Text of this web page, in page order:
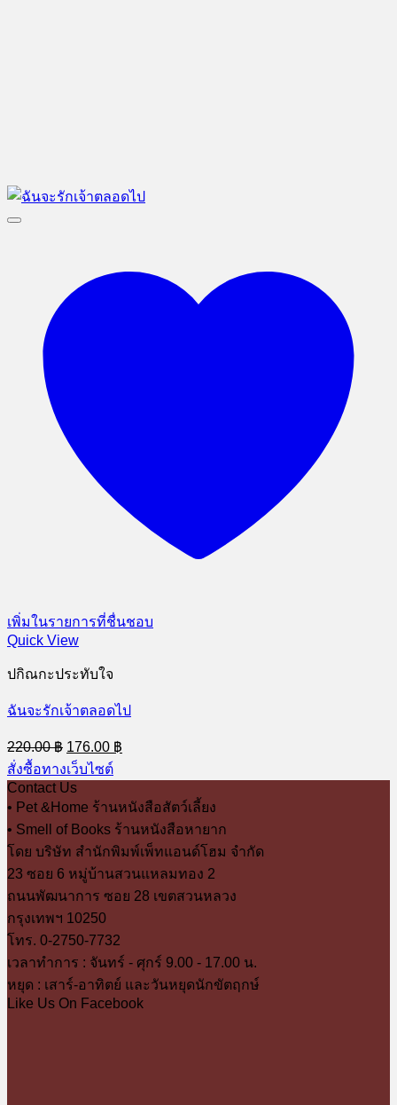
เพิ่มในรายการที่ชื่นชอบ
Quick View
ปกิณกะประทับใจ
ฉันจะรักเจ้าตลอดไป
220.00฿ Original
price
was:
220.00 ฿.
176.00 ฿
price
สั่งซื้อทางเว็บไซต์
Contact Us
• Pet &Home ร้านหนังสือสัตว์เลี้ยง
• Smell of Books ร้านหนังสือหายาก
โดย บริษัท สำนักพิมพ์เพ็ทแอนด์โฮม จำกัด
23 ซอย 6 หมู่บ้านสวนแหลมทอง 2
ถนนพัฒนาการ ซอย 28 เขตสวนหลวง
กรุงเทพฯ 10250
โทร. 0-2750-7732
เวลาทำการ : จันทร์ - ศุกร์ 9.00 - 17.00 น.
หยุด : เสาร์-อาทิตย์ และวันหยุดนักขัตฤกษ์
Like Us On Facebook